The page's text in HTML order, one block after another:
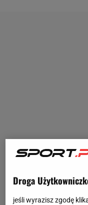
Droga
jeśli wyrazisz zgodę